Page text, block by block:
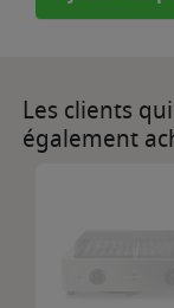
Les clients
également